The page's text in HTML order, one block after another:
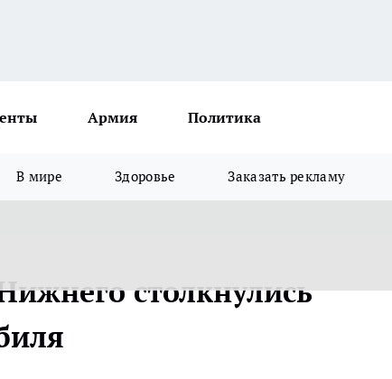
Армия Политика
В мире Здоровье Заказать рекламу
столкнулись